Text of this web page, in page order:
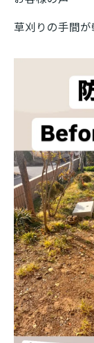
草刈りの手間が